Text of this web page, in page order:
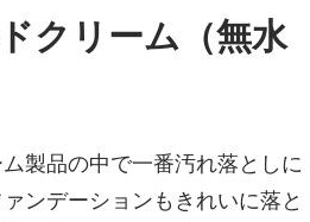
クリーム（無水
製品の中で一番汚れ落としに
ンデーションもきれいに落と